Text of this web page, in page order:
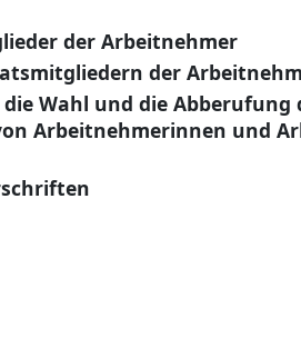
der Arbeitnehmer
der
Wahl und die
Arbeitnehmerinnen und